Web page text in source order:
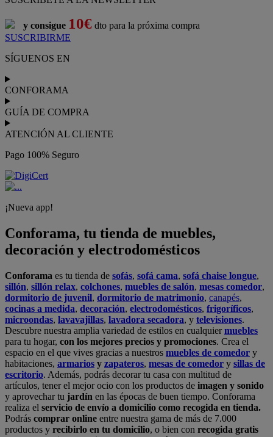
y consigue 10€ dto para la próxima compra
SUSCRIBIRME
SÍGUENOS EN
CONFORAMA
GUÍA DE COMPRA
ATENCIÓN AL CLIENTE
Pago 100% Seguro
¡Nueva app!
Conforama, tu tienda de muebles,
decoración y electrodomésticos
Conforama es tu tienda de sofás, sofá cama, sofá chaise longue,
sillón, sillón relax, colchones, muebles de salón, mesas comedor,
dormitorio de juvenil, dormitorio de matrimonio, canapés,
cocinas a medida, decoración, electrodomésticos, frigoríficos,
microondas, lavavajillas, lavadora secadora, y televisiones.
Descubre nuestra amplia variedad de estilos en cualquiermuebles
para tu hogar, con los mejores precios y promociones. Crea el
espacio en el que vives gracias a nuestros muebles de comedor y
habitaciones, armarios y zapateros, mesas de comedor y sillas de
escritorio. Además, podrás decorar tu casa con multitud de
artículos, tener el mejor ocio con los productos de imagen y sonido
y aprovechar tu jardín en las épocas de buen tiempo. Conforama
realiza el servicio de envío a domicilio como recogida en tienda.
Podrás comprar online entre nuestra gama de más de 7.000
productos y recibirlo en tu domicilio, o bien con recogida gratis